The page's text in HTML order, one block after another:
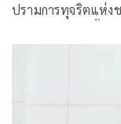
ปรามการทุจริตแห่ง